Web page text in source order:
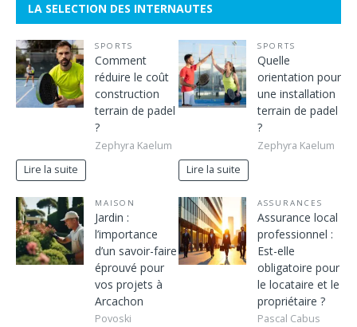
LA SELECTION DES INTERNAUTES
SPORTS
Comment
réduire le coût
construction
terrain de padel
?
Zephyra Kaelum
Lire la suite
SPORTS
Quelle
orientation pour
une installation
terrain de padel
?
Zephyra Kaelum
Lire la suite
MAISON
Jardin :
l’importance
d’un savoir-faire
éprouvé pour
vos projets à
Arcachon
Povoski
ASSURANCES
Assurance local
professionnel :
Est-elle
obligatoire pour
le locataire et le
propriétaire ?
Pascal Cabus